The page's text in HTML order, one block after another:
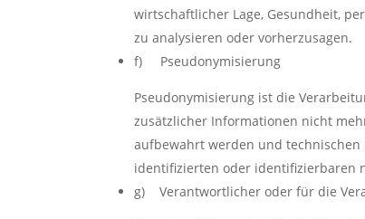
wirtschaftlicher Lage, Gesundheit,
zu analysieren oder vorherzusagen.
f) Pseudonymisierung
Pseudonymisierung ist die
zusätzlicher Informationen nicht
aufbewahrt werden und
identifizierten oder identifizierbaren
g) Verantwortlicher oder für die